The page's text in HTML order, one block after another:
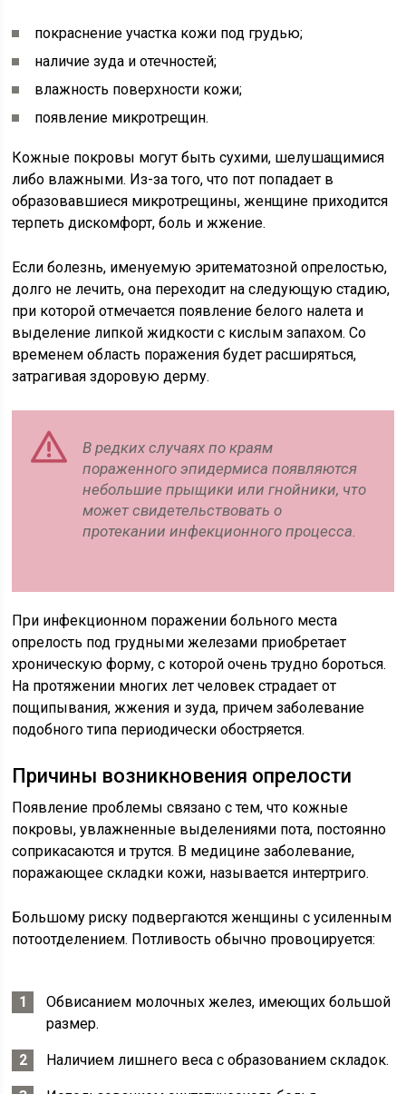
покраснение участка кожи под грудью;
наличие зуда и отечностей;
влажность поверхности кожи;
появление микротрещин.
Кожные покровы могут быть сухими, шелушащимися
либо влажными. Из-за того, что пот попадает в
образовавшиеся микротрещины, женщине приходится
терпеть дискомфорт, боль и жжение.
Если болезнь, именуемую эритематозной опрелостью,
долго не лечить, она переходит на следующую стадию,
при которой отмечается появление белого налета и
выделение липкой жидкости с кислым запахом. Со
временем область поражения будет расширяться,
затрагивая здоровую дерму.
В редких случаях по краям
пораженного эпидермиса появляются
небольшие прыщики или гнойники, что
может свидетельствовать о
протекании инфекционного процесса.
При инфекционном поражении больного места
опрелость под грудными железами приобретает
хроническую форму, с которой очень трудно бороться.
На протяжении многих лет человек страдает от
пощипывания, жжения и зуда, причем заболевание
подобного типа периодически обостряется.
Причины возникновения опрелости
Появление проблемы связано с тем, что кожные
покровы, увлажненные выделениями пота, постоянно
соприкасаются и трутся. В медицине заболевание,
поражающее складки кожи, называется интертриго.
Большому риску подвергаются женщины с усиленным
потоотделением. Потливость обычно провоцируется:
Обвисанием молочных желез, имеющих большой
размер.
Наличием лишнего веса с образованием складок.